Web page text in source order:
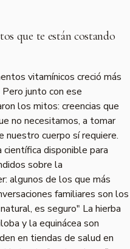
que te están costando
vitamínicos creció más
junto con ese
los mitos: creencias que
no necesitamos, a tomar
nuestro cuerpo sí requiere.
científica disponible para
sobre la
algunos de los que más
familiares son los
es seguro" La hierba
y la equinácea son
en tiendas de salud en